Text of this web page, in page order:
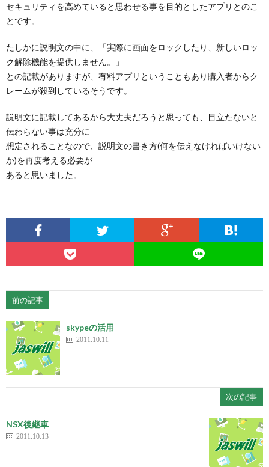
セキュリティを高めていると思わせる事を目的としたアプリとのこ
とです。
たしかに説明文の中に、「実際に画面をロックしたり、新しいロッ
ク解除機能を提供しません。」
との記載がありますが、有料アプリということもあり購入者からク
レームが殺到しているそうです。
説明文に記載してあるから大丈夫だろうと思っても、目立たないと
伝わらない事は充分に
想定されることなので、説明文の書き方(何を伝えなければいけない
か)を再度考える必要が
あると思いました。
前の記事
skypeの活用
2011.10.11
次の記事
NSX後継車
2011.10.13